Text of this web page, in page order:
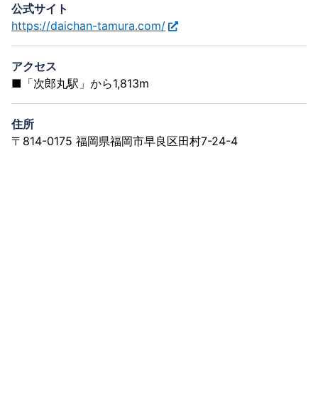
公式サイト
https://daichan-tamura.com/
アクセス
■「次郎丸駅」から1,813m
住所
〒814-0175 福岡県福岡市早良区田村7-24-4